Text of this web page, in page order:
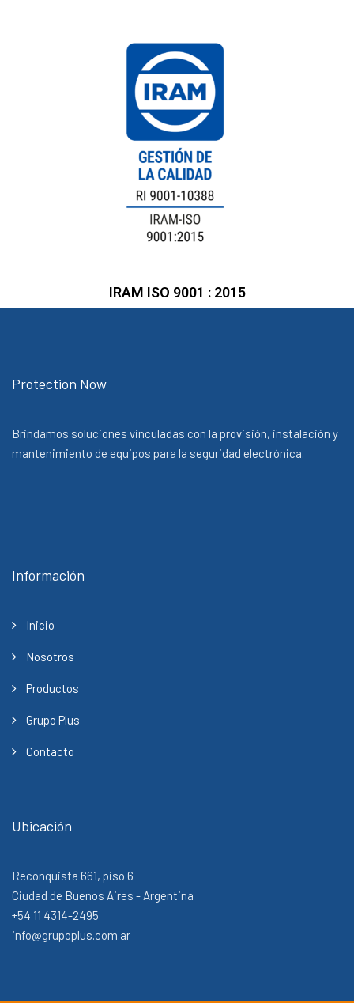
IRAM ISO 9001 : 2015
Protection Now
Brindamos soluciones vinculadas con la provisión, instalación y
mantenimiento de equipos para la seguridad electrónica.
Información
Inicio
Nosotros
Productos
Grupo Plus
Contacto
Ubicación
Reconquista 661, piso 6
Ciudad de Buenos Aires - Argentina
+54 11 4314-2495
info@grupoplus.com.ar